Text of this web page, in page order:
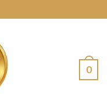
0